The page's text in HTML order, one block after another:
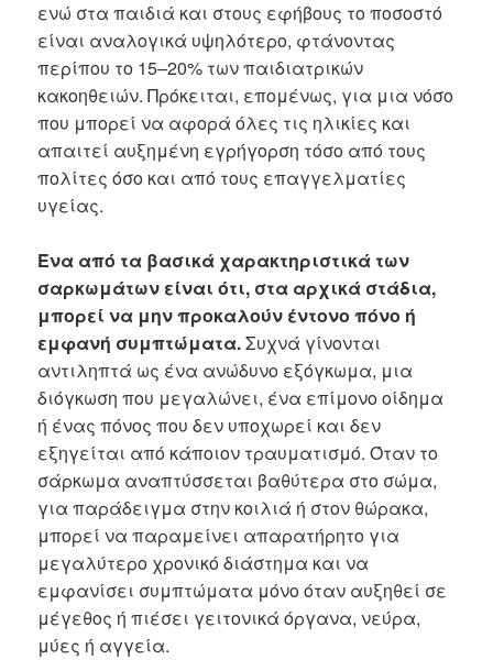
ενώ στα παιδιά και στους εφήβους το ποσοστό
είναι αναλογικά υψηλότερο, φτάνοντας
περίπου το 15–20% των παιδιατρικών
κακοηθειών. Πρόκειται, επομένως, για μια νόσο
που μπορεί να αφορά όλες τις ηλικίες και
απαιτεί αυξημένη εγρήγορση τόσο από τους
πολίτες όσο και από τους επαγγελματίες
υγείας.
Ένα από τα βασικά χαρακτηριστικά των
σαρκωμάτων είναι ότι, στα αρχικά στάδια,
μπορεί να μην προκαλούν έντονο πόνο ή
εμφανή συμπτώματα.Συχνά γίνονται
αντιληπτά ως ένα ανώδυνο εξόγκωμα, μια
διόγκωση που μεγαλώνει, ένα επίμονο οίδημα
ή ένας πόνος που δεν υποχωρεί και δεν
εξηγείται από κάποιον τραυματισμό. Όταν το
σάρκωμα αναπτύσσεται βαθύτερα στο σώμα,
για παράδειγμα στην κοιλιά ή στον θώρακα,
μπορεί να παραμείνει απαρατήρητο για
μεγαλύτερο χρονικό διάστημα και να
εμφανίσει συμπτώματα μόνο όταν αυξηθεί σε
μέγεθος ή πιέσει γειτονικά όργανα, νεύρα,
μύες ή αγγεία.